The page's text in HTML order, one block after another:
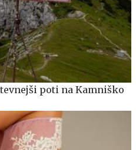
poti na Kamniško